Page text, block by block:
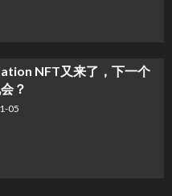
NFT又来了，下一个
？
05